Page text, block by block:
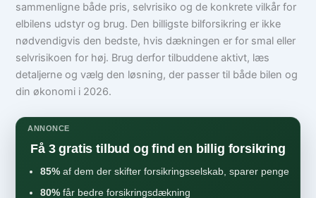
sammenligne både pris, selvrisiko og de konkrete vilkår for
elbilens udstyr og brug. Den billigste bilforsikring er ikke
nødvendigvis den bedste, hvis dækningen er for smal eller
selvrisikoen for høj. Brug derfor tilbuddene aktivt, læs
detaljerne og vælg den løsning, der passer til både bilen og
din økonomi i 2026.
ANNONCE
Få 3 gratis tilbud og find en billig forsikring
85% af dem der skifter forsikringsselskab, sparer penge
80% får bedre forsikringsdækning